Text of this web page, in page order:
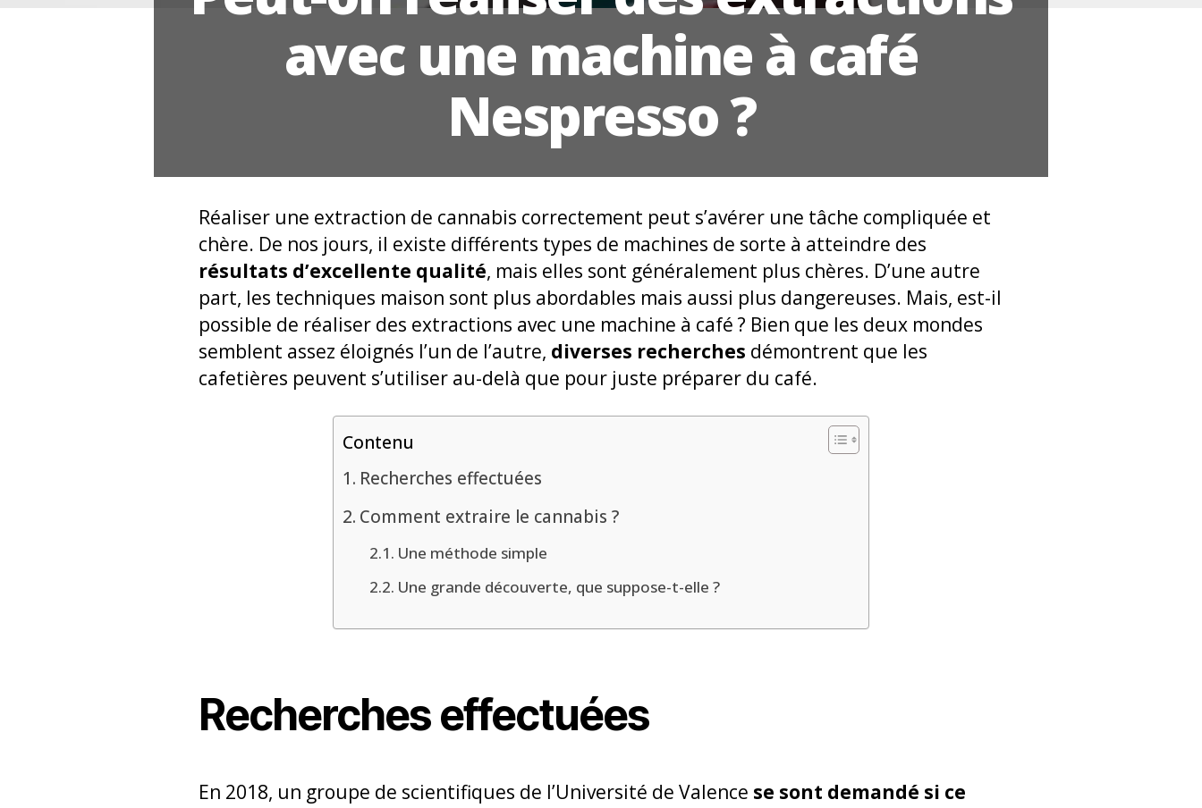
avec une machine à café
Nespresso ?
Réaliser une extraction de cannabis correctement peut s’avérer une tâche compliquée et
chère. De nos jours, il existe différents types de machines de sorte à atteindre des
résultats d’excellente qualité, mais elles sont généralement plus chères. D’une autre
part, les techniques maison sont plus abordables mais aussi plus dangereuses. Mais, est-il
possible de réaliser des extractions avec une machine à café ? Bien que les deux mondes
semblent assez éloignés l’un de l’autre, diverses recherches démontrent que les
cafetières peuvent s’utiliser au-delà que pour juste préparer du café.
Contenu
Recherches effectuées
Comment extraire le cannabis ?
Une méthode simple
Une grande découverte, que suppose-t-elle ?
Recherches effectuées
En 2018, un groupe de scientifiques de l’Université de Valence se sont demandé si ce